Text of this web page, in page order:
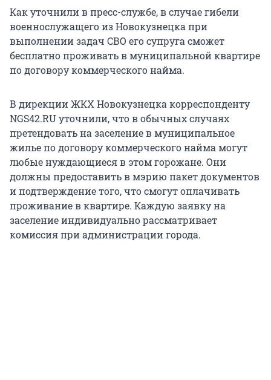
Как уточнили в пресс-службе, в случае гибели
военнослужащего из Новокузнецка при
выполнении задач СВО его супруга сможет
бесплатно проживать в муниципальной квартире
по договору коммерческого найма.
В дирекции ЖКХ Новокузнецка корреспонденту
NGS42.RU уточнили, что в обычных случаях
претендовать на заселение в муниципальное
жилье по договору коммерческого найма могут
любые нуждающиеся в этом горожане. Они
должны предоставить в мэрию пакет документов
и подтверждение того, что смогут оплачивать
проживание в квартире. Каждую заявку на
заселение индивидуально рассматривает
комиссия при администрации города.